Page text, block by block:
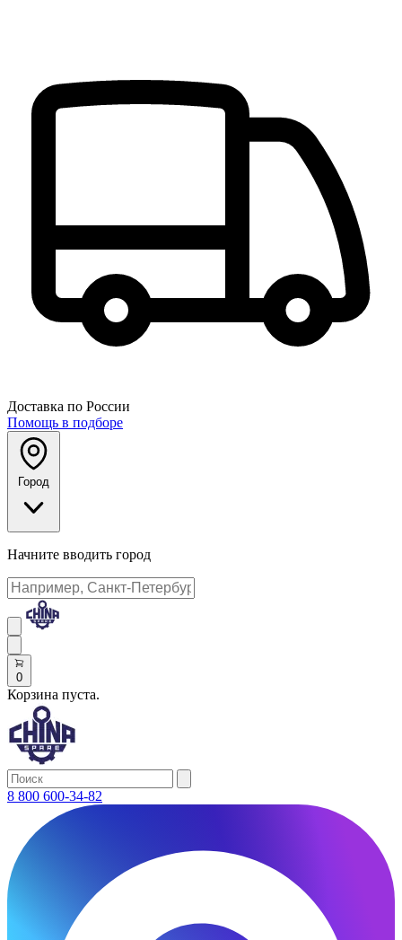
Доставка по России
Помощь в подборе
Город
Начните вводить город
0
Корзина пуста.
8 800 600-34-82